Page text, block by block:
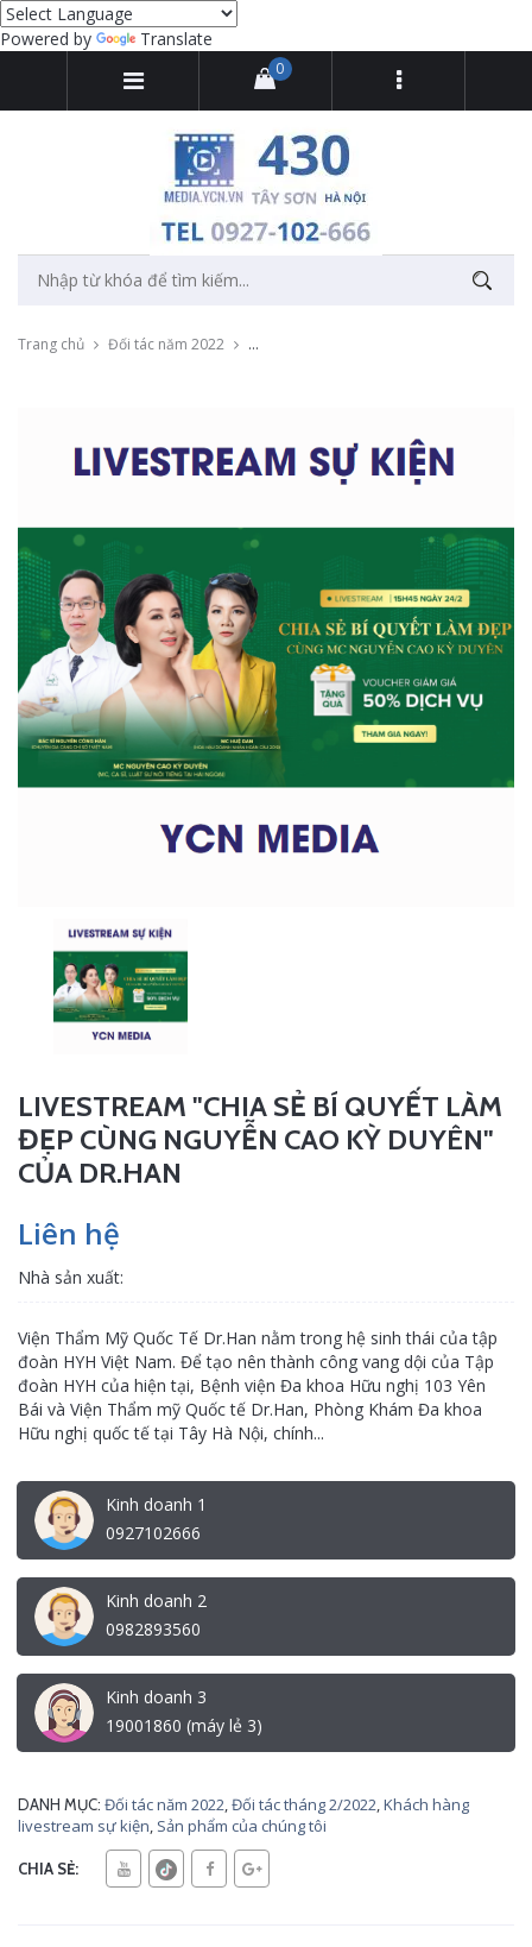
Powered by Translate
0
Trang chủ Đối tác năm 2022 Livestream "Chia sẻ bí quyết làm đẹp
LIVESTREAM "CHIA SẺ BÍ QUYẾT LÀM
ĐẸP CÙNG NGUYỄN CAO KỲ DUYÊN"
CỦA DR.HAN
Liên hệ
Nhà sản xuất:
Viện Thẩm Mỹ Quốc Tế Dr.Han nằm trong hệ sinh thái của tập
đoàn HYH Việt Nam. Để tạo nên thành công vang dội của Tập
đoàn HYH của hiện tại, Bệnh viện Đa khoa Hữu nghị 103 Yên
Bái và Viện Thẩm mỹ Quốc tế Dr.Han, Phòng Khám Đa khoa
Hữu nghị quốc tế tại Tây Hà Nội, chính...
Kinh doanh 1
0927102666
Kinh doanh 2
0982893560
Kinh doanh 3
19001860 (máy lẻ 3)
DANH MỤC: Đối tác năm 2022,Đối tác tháng 2/2022,Khách hàng
livestream sự kiện, Sản phẩm của chúng tôi
CHIA SẺ: